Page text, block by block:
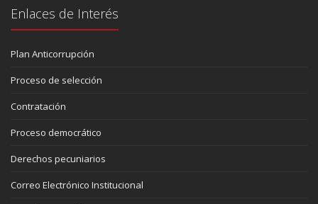
Enlaces de Interés
Plan Anticorrupción
Proceso de selección
Contratación
Proceso democrático
Derechos pecuniarios
Correo Electrónico Institucional